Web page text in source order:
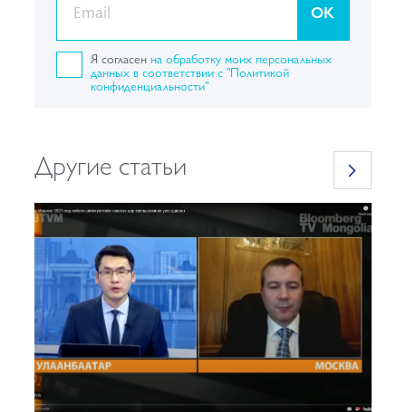
OK
Я согласен на обработку моих персональных
данных в соответствии с "Политикой
конфиденциальности"
Другие статьи